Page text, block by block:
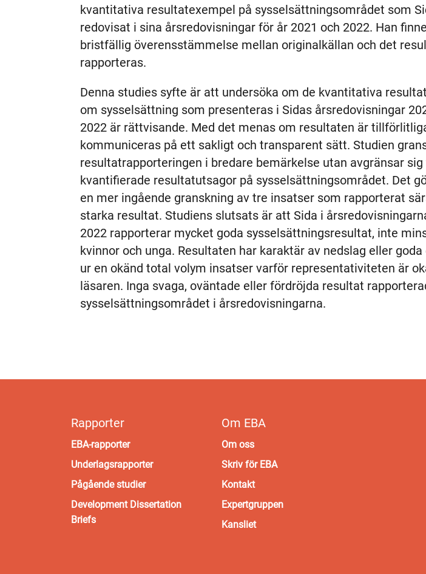
kvantitativa resultatexempel på sysselsättningsområdet som
redovisat i sina årsredovisningar för år 2021 och 2022. Han
bristfällig överensstämmelse mellan originalkällan och det
rapporteras.
Denna studies syfte är att undersöka om de kvantitativa
om sysselsättning som presenteras i Sidas årsredovisningar
2022 är rättvisande. Med det menas om resultaten är
kommuniceras på ett sakligt och transparent sätt. Studien
resultatrapporteringen i bredare bemärkelse utan avgränsar
kvantifierade resultatutsagor på sysselsättningsområdet. Det
en mer ingående granskning av tre insatser som rapporterat
starka resultat. Studiens slutsats är att Sida i
2022 rapporterar mycket goda sysselsättningsresultat, inte
kvinnor och unga. Resultaten har karaktär av nedslag eller
ur en okänd total volym insatser varför representativiteten är
läsaren. Inga svaga, oväntade eller fördröjda resultat
sysselsättningsområdet i årsredovisningarna.
Rapporter
EBA-rapporter
Underlagsrapporter
Pågående studier
Development Dissertation
Briefs
Om EBA
Om oss
Skriv för EBA
Kontakt
Expertgruppen
Kansliet